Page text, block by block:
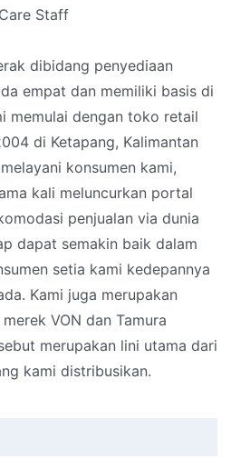
Staff
dibidang penyediaan
empat dan memiliki basis di
memulai dengan toko retail
di Ketapang, Kalimantan
konsumen kami,
kali meluncurkan portal
penjualan via dunia
dapat semakin baik dalam
setia kami kedepannya
Kami juga merupakan
VON dan Tamura
merupakan lini utama dari
kami distribusikan.